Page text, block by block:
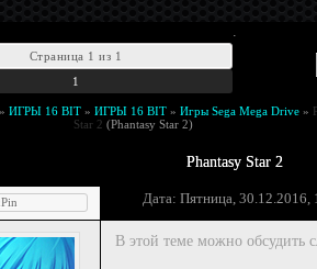
.
Страница 1 из 1
1
» ИГРЫ 16 BIT » ИГРЫ 16 BIT » Игры Sega Mega Drive »
Star 2 (Phantasy Star 2)
Phantasy Star 2
Дата: Пятница,
В этой теме можно обсудить